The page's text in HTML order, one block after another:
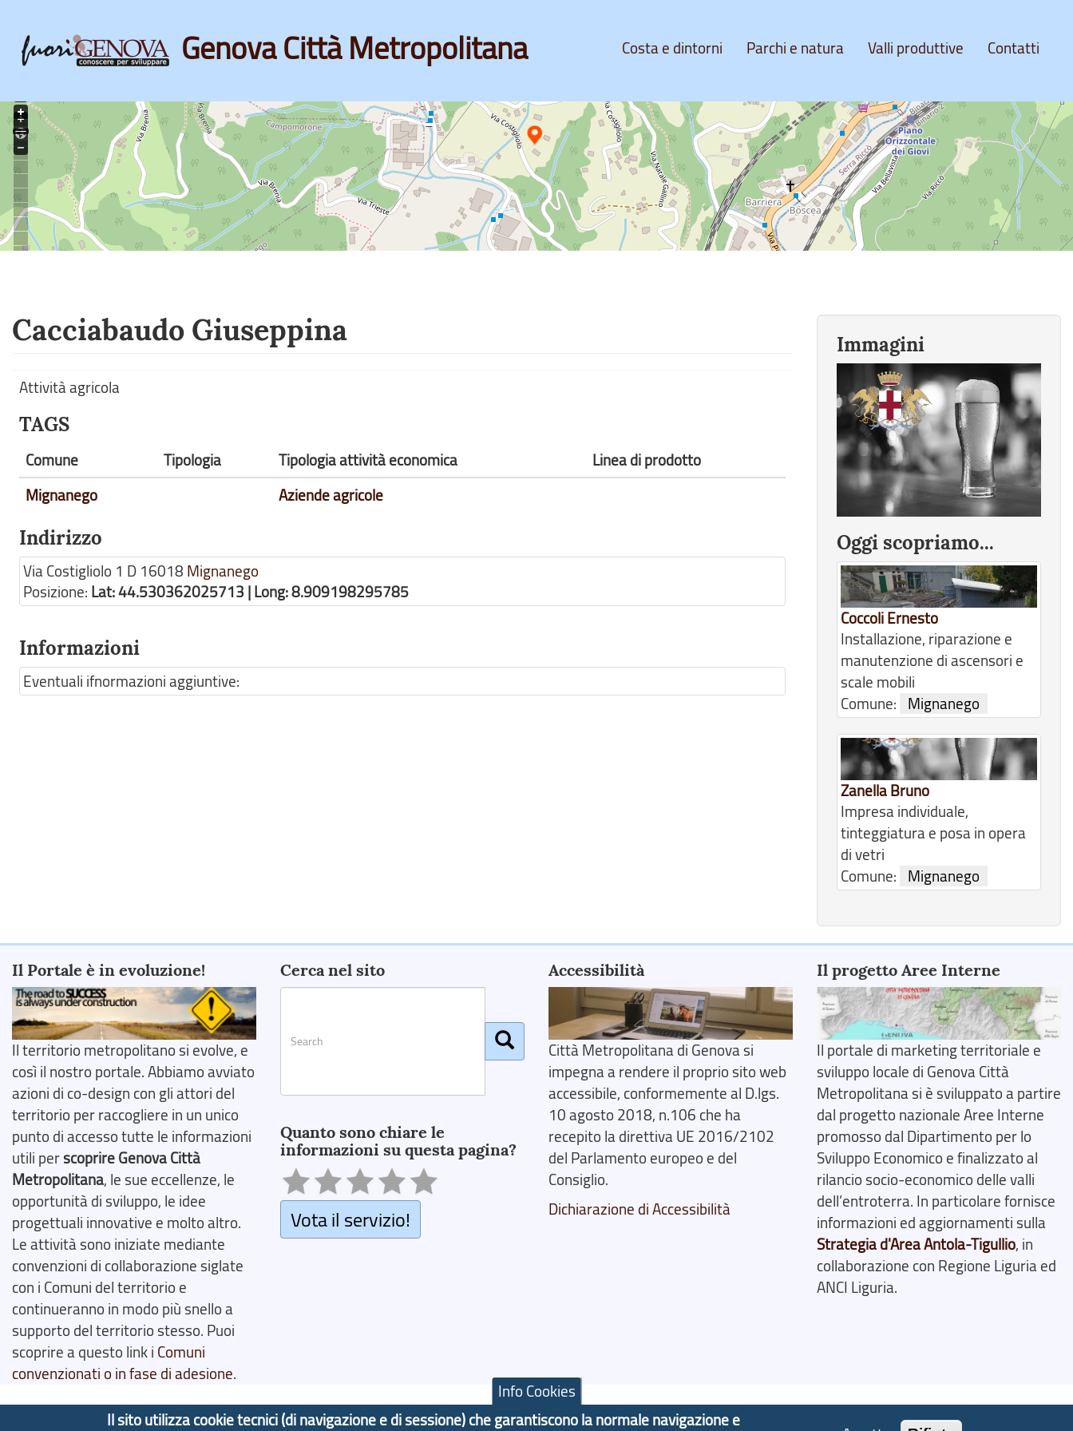
Skip
main
content
Genova Città Metropolitana Costa e dintorni Parchi e natura Valli produttive Contatti
Cacciabaudo Giuseppina
Attività agricola
TAGS
Comune Tipologia Tipologia attività economica
Linea di prodotto
Mignanego
Aziende agricole
Indirizzo
Via Costigliolo 1 D 16018 Mignanego
Posizione: Lat: 44.530362025713 | Long: 8.909198295785
Informazioni
Eventuali ifnormazioni aggiuntive:
Immagini
Oggi scopriamo...
Coccoli Ernesto
Installazione, riparazione e
manutenzione di ascensori e
scale mobili
Comune:
Mignanego
Zanella Bruno
Impresa individuale,
tinteggiatura e posa in opera
di vetri
Comune:
Mignanego
Il Portale è in evoluzione!
Il territorio metropolitano si evolve, e
così il nostro portale. Abbiamo avviato
azioni di co-design con gli attori del
territorio per raccogliere in un unico
punto di accesso tutte le informazioni
utili perscoprire Genova Città
Metropolitana, le sue eccellenze, le
opportunità di sviluppo, le idee
progettuali innovative e molto altro.
Le attività sono iniziate mediante
convenzioni di collaborazione siglate
con i Comuni del territorio e
continueranno in modo più snello a
supporto del territorio stesso. Puoi
scoprire a questo link i Comuni
convenzionati o in fase di adesione.
Cerca nel sito
Quanto sono chiare le
informazioni su questa pagina?
Vota il servizio!
Accessibilità
Città Metropolitana di Genova si
impegna a rendere il proprio sito web
accessibile, conformemente al D.lgs.
10 agosto 2018, n.106 che ha
recepito la direttiva UE 2016/2102
del Parlamento europeo e del
Consiglio.
Dichiarazione di Accessibilità
Il progetto Aree Interne
Il portale di marketing territoriale e
sviluppo locale di Genova Città
Metropolitana si è sviluppato a partire
dal progetto nazionale Aree Interne
promosso dal Dipartimento per lo
Sviluppo Economico e finalizzato al
rilancio socio-economico delle valli
dell’entroterra. In particolare fornisce
informazioni ed aggiornamenti sulla
Strategia d'Area Antola-Tigullio, in
collaborazione con Regione Liguria ed
ANCI Liguria.
Info Cookies
Il sito utilizza cookie tecnici (di navigazione e di sessione) che garantiscono la normale navigazione e